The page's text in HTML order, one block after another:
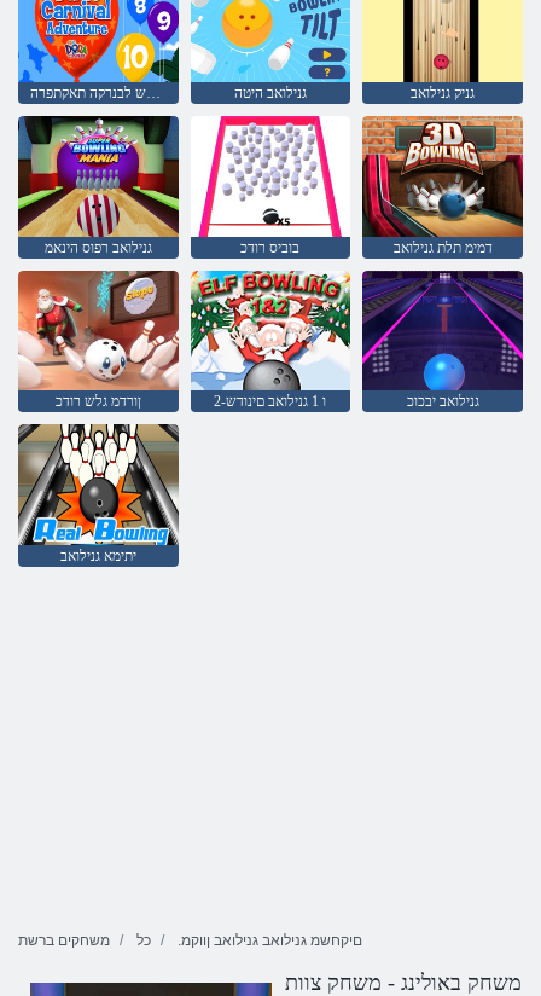
הרוד רקוחה לש הרודה לש לבנרקה תאקתפרה גנילואב היטה גניק גנילואב
גנילואב רפוס הינאמ בוביס רודכ דמימ תלת גנילואב
ןורדמ גלש רודכ 2-ו 1 גנילואב םינודש גנילואב יבכוכ
יתימא גנילואב
משחקים ברשת כל .םיקחשמ גנילואב גנילואב ןווקמ
משחק באולינג - משחק צוות